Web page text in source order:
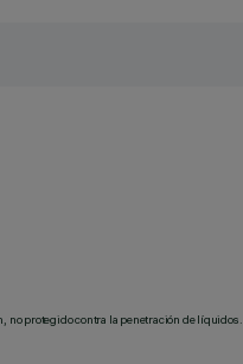
no protegido contra la penetración de líquidos.